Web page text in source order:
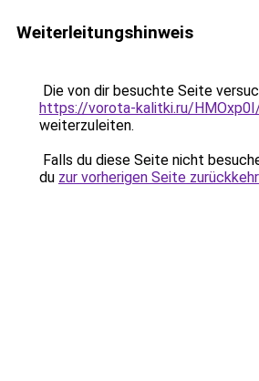
Weiterleitungshinweis
Die von dir besuchte Seite
https://vorota-kalitki.ru/
weiterzuleiten.
Falls du diese Seite nicht
du zur vorherigen Seite